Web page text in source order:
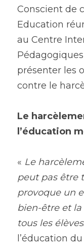
Conscient de
Education
au Centre
présenter les
contre le
Le
l’éducation
« Le
peut pas être
provoque un
bien-être et
tous les élèves
l’éducation